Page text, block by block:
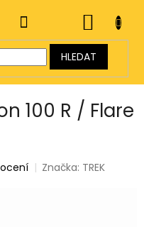
HLEDAT
KOŠÍK
100 R / Flare
Značka: TREK